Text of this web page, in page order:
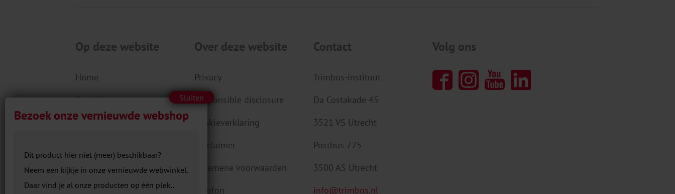
Op deze website
Home
Kennis
Aanbod
Over ons
Contact
Over deze website
Privacy
Responsible disclosure
Cookieverklaring
Disclaimer
Algemene voorwaarden
Colofon
Contact
Trimbos-instituut
Da Costakade 45
3521 VS Utrecht
Postbus 725
3500 AS Utrecht
info@trimbos.nl
Volg ons
Dit product hier niet (meer) beschikbaar?
Neem een kijkje in onze vernieuwde webwinkel.
Daar vind je al onze producten op één plek..